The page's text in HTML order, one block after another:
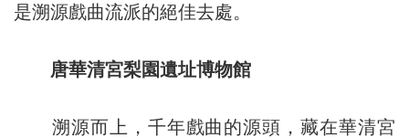
是溯源戲曲流派的絕佳去處。
唐華清宮梨園遺址博物館
溯源而上，千年戲曲的源頭，藏在華清宮